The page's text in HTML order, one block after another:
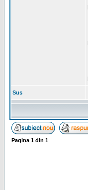
Sus
Pagina 1 din 1